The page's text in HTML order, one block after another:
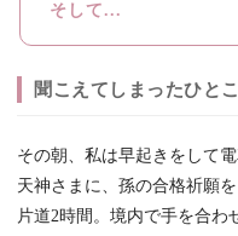
そして...
聞こえてしまったひと
その朝、私は早起きをして
天神さまに、孫の合格祈願
片道2時間。境内で手を合わ